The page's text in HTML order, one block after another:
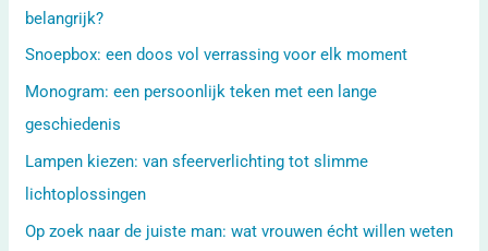
belangrijk?
Snoepbox: een doos vol verrassing voor elk moment
Monogram: een persoonlijk teken met een lange
geschiedenis
Lampen kiezen: van sfeerverlichting tot slimme
lichtoplossingen
Op zoek naar de juiste man: wat vrouwen écht willen weten